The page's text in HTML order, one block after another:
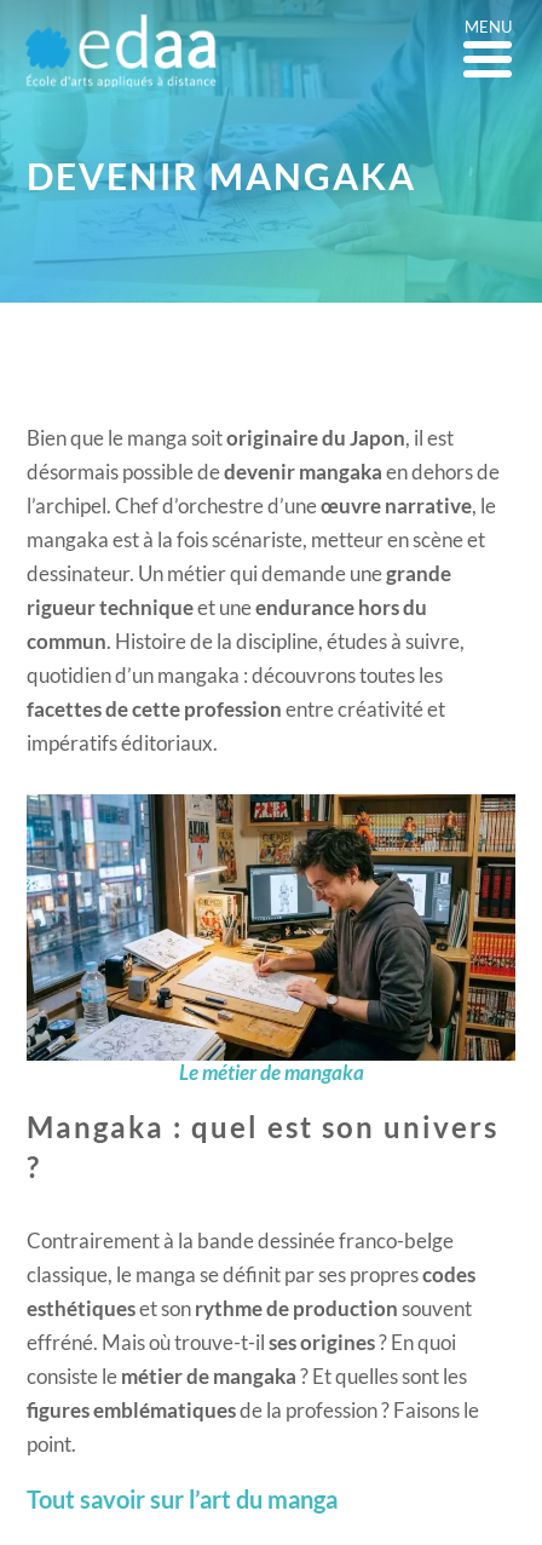
MENU
DEVENIR MANGAKA
Bien que le manga soitoriginaire du Japon, il est
désormais possible dedevenir mangaka en dehors de
l’archipel. Chef d’orchestre d’uneœuvre narrative, le
mangaka est à la fois scénariste, metteur en scène et
dessinateur. Un métier qui demande unegrande
rigueur techniqueet uneendurance hors du
commun. Histoire de la discipline, études à suivre,
quotidien d’un mangaka : découvrons toutes les
facettes de cette profession entre créativité et
impératifs éditoriaux.
Le métier de mangaka
Mangaka : quel est son univers
?
Contrairement à la bande dessinée franco-belge
classique, le manga se définit par ses proprescodes
esthétiqueset son rythme de production souvent
effréné. Mais où trouve-t-ilses origines? En quoi
consiste le métier de mangaka ? Et quelles sont les
figures emblématiquesde la profession ? Faisons le
point.
Tout savoir sur l’art du manga